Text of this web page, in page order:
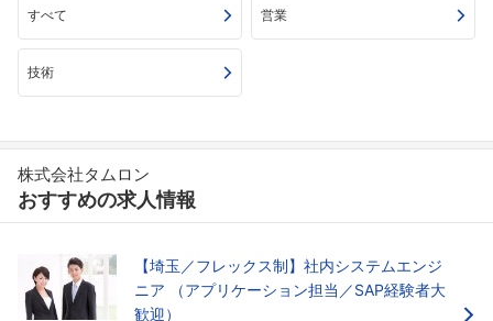
すべて 営業
技術
株式会社タムロン
おすすめの求人情報
【埼玉／フレックス制】社内システムエンジ
ニア （アプリケーション担当／SAP経験者大
歓迎）